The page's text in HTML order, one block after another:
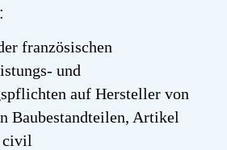
französischen
und
auf Hersteller von
Baubestandteilen, Artikel
civil